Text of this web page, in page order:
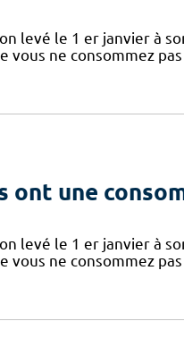
levé le 1 er janvier à
vous ne consommez
ont une
levé le 1 er janvier à
vous ne consommez